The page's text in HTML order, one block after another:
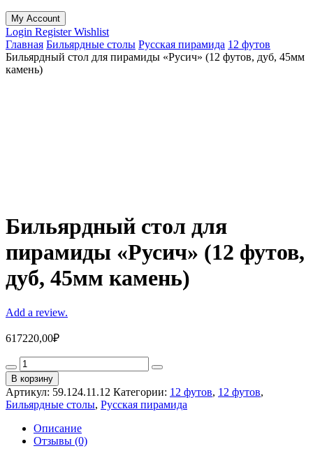
My Account
Login RegisterWishlist
Главная Бильярдные столы Русская пирамида 12 футов
Бильярдный стол для пирамиды «Русич» (12 футов, дуб, 45мм
камень)
Бильярдный стол для
пирамиды «Русич» (12 футов,
дуб, 45мм камень)
Add a review.
617220,00₽
Бильярдный
стол
для
пирамиды
"Русич"
(12
футов,
дуб,
В корзину
Артикул: 59.124.11.12 Категории: 12 футов, 12 футов,
Бильярдные столы, Русская пирамида
Описание
Отзывы (0)